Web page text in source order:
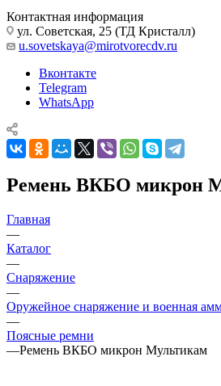
Контактная информация
ул. Советская, 25 (ТД Кристалл)
u.sovetskaya@mirotvorecdv.ru
Вконтакте
Telegram
WhatsApp
Ремень ВКБО микрон
Главная
—
Каталог
—
Снаряжение
—
Оружейное снаряжение и военная
—
Поясные ремни
—Ремень ВКБО микрон Мультикам